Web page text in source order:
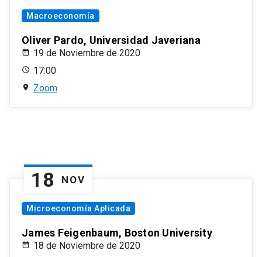
Macroeconomía
Oliver Pardo, Universidad Javeriana
19 de Noviembre de 2020
17:00
Zoom
18 NOV
Microeconomía Aplicada
James Feigenbaum, Boston University
18 de Noviembre de 2020